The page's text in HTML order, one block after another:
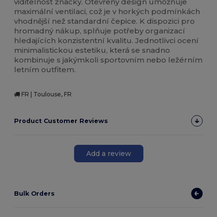
maximální ventilaci, což je v horkých podmínkách
vhodnější než standardní čepice. K dispozici pro
hromadný nákup, splňuje potřeby organizací
hledajících konzistentní kvalitu. Jednotlivci ocení
minimalistickou estetiku, která se snadno
kombinuje s jakýmkoli sportovním nebo ležérním
letním outfitem.
FR | Toulouse, FR
Product Customer Reviews
Add a review
Bulk Orders